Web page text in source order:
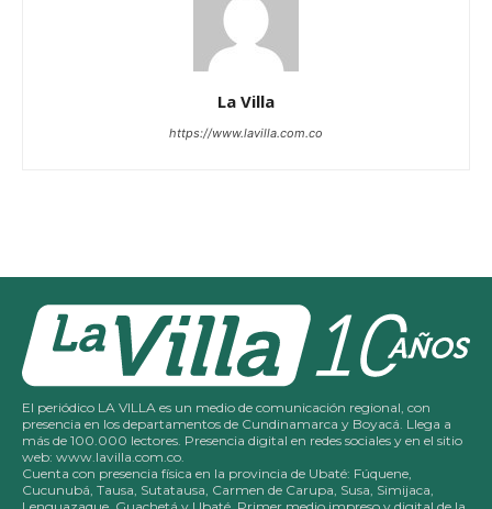
La Villa
https://www.lavilla.com.co
El periódico LA VILLA es un medio de comunicación regional, con
presencia en los departamentos de Cundinamarca y Boyacá. Llega a
más de 100.000 lectores. Presencia digital en redes sociales y en el sitio
web: www.lavilla.com.co.
Cuenta con presencia física en la provincia de Ubaté: Fúquene,
Cucunubá, Tausa, Sutatausa, Carmen de Carupa, Susa, Simijaca,